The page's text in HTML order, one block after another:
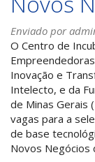
Enviado por
O Centro de
Inovação e
Intelecto, e da
de Minas Gerais
vagas para a
de base
Novos Negócios